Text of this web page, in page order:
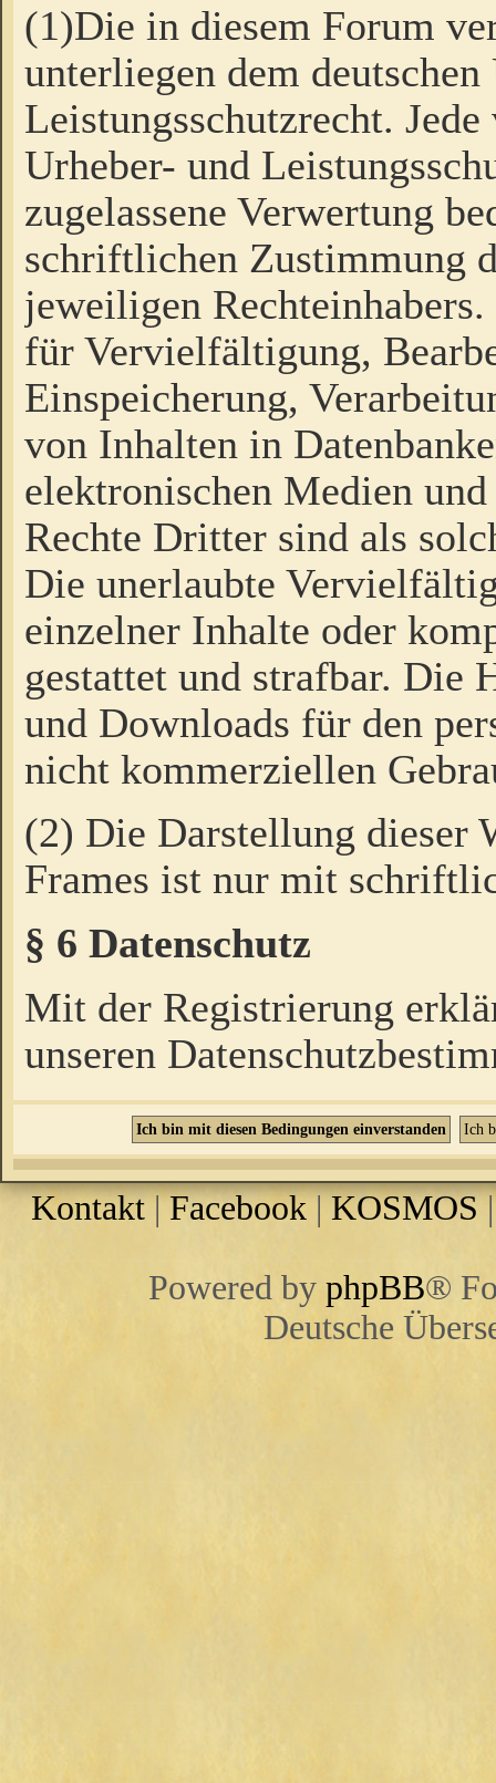
(1)Die in diesem Forum
unterliegen dem
Leistungsschutzrecht.
Urheber- und
zugelassene Verwertung
schriftlichen Zustimmung
jeweiligen
für Vervielfältigung,
Einspeicherung,
von Inhalten in
elektronischen Medien
Rechte Dritter sind als
Die unerlaubte
einzelner Inhalte oder
gestattet und strafbar. Die
und Downloads für den
nicht kommerziellen
(2) Die Darstellung dieser
Frames ist nur mit
§ 6 Datenschutz
Mit der Registrierung
unseren
Kontakt |Facebook | KOSMOS
Powered by phpBB®
Deutsche